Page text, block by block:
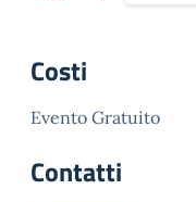
Costi
Evento Gratuito
Contatti